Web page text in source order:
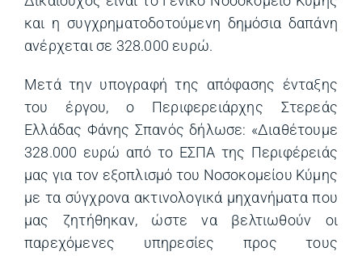
και η συγχρηματοδοτούμενη δημόσια δαπάνη
ανέρχεται σε 328.000 ευρώ.
Μετά την υπογραφή της απόφασης ένταξης
του έργου, ο Περιφερειάρχης Στερεάς
Ελλάδας Φάνης Σπανός δήλωσε: «Διαθέτουμε
328.000 ευρώ από το ΕΣΠΑ της Περιφέρειάς
μας για τον εξοπλισμό του Νοσοκομείου Κύμης
με τα σύγχρονα ακτινολογικά μηχανήματα που
μας ζητήθηκαν, ώστε να βελτιωθούν οι
παρεχόμενες υπηρεσίες προς τους